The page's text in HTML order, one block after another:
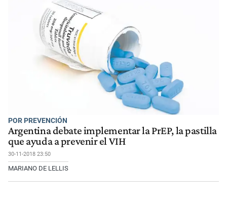
POR PREVENCIÓN
Argentina debate implementar la PrEP, la pastilla
que ayuda a prevenir el VIH
30-11-2018 23:50
MARIANO DE LELLIS